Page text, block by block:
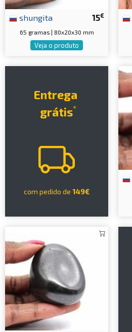
15€
shungita
65 gramas | 80x20x30 mm
Veja o produto
Entrega
grátis*
com pedido de 149€